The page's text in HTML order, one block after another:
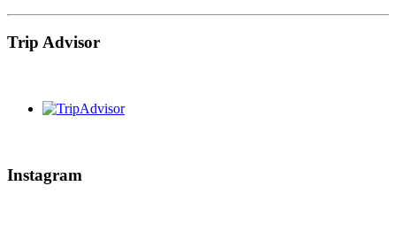
Trip Advisor
Instagram